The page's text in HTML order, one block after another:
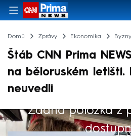
Domů Zprávy Ekonomika
Štáb CNN Prima
na běloruském letišti.
neuvedli
Žádná položka z
Výběr redakce